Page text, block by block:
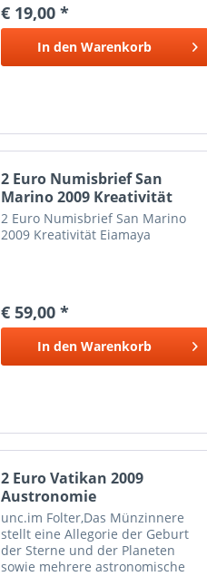
€ 19,00 *
In den Warenkorb
2 Euro Numisbrief San
Marino 2009 Kreativität
2 Euro Numisbrief San Marino
2009 Kreativität Eiamaya
€ 59,00 *
In den Warenkorb
2 Euro Vatikan 2009
Austronomie
unc.im Folter,Das Münzinnere
stellt eine Allegorie der Geburt
der Sterne und der Planeten
sowie mehrere astronomische